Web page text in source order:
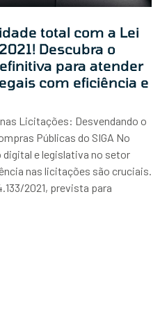
total com a Lei
Descubra o
para atender
com eficiência e
Licitações: Desvendando o
Públicas do SIGA No
e legislativa no setor
nas licitações são cruciais.
2021, prevista para